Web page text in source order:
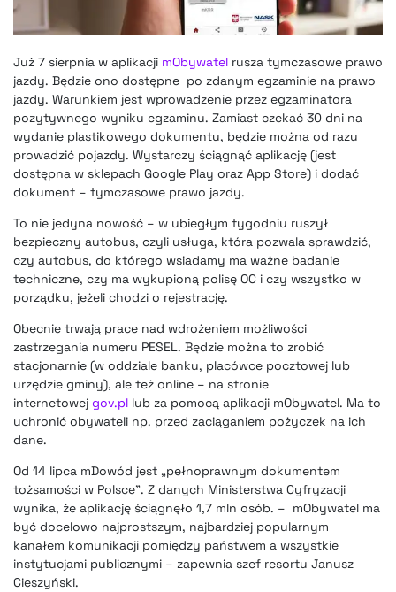
Już 7 sierpnia w aplikacji mObywatel rusza tymczasowe prawo
jazdy. Będzie ono dostępne po zdanym egzaminie na prawo
jazdy. Warunkiem jest wprowadzenie przez egzaminatora
pozytywnego wyniku egzaminu. Zamiast czekać 30 dni na
wydanie plastikowego dokumentu, będzie można od razu
prowadzić pojazdy. Wystarczy ściągnąć aplikację (jest
dostępna w sklepach Google Play oraz App Store) i dodać
dokument – tymczasowe prawo jazdy.
To nie jedyna nowość – w ubiegłym tygodniu ruszył
bezpieczny autobus, czyli usługa, która pozwala sprawdzić,
czy autobus, do którego wsiadamy ma ważne badanie
techniczne, czy ma wykupioną polisę OC i czy wszystko w
porządku, jeżeli chodzi o rejestrację.
Obecnie trwają prace nad wdrożeniem możliwości
zastrzegania numeru PESEL. Będzie można to zrobić
stacjonarnie (w oddziale banku, placówce pocztowej lub
urzędzie gminy), ale też online – na stronie
internetowej gov.pl lub za pomocą aplikacji mObywatel. Ma to
uchronić obywateli np. przed zaciąganiem pożyczek na ich
dane.
Od 14 lipca mDowód jest „pełnoprawnym dokumentem
tożsamości w Polsce”. Z danych Ministerstwa Cyfryzacji
wynika, że aplikację ściągnęło 1,7 mln osób. – mObywatel ma
być docelowo najprostszym, najbardziej popularnym
kanałem komunikacji pomiędzy państwem a wszystkie
instytucjami publicznymi – zapewnia szef resortu Janusz
Cieszyński.